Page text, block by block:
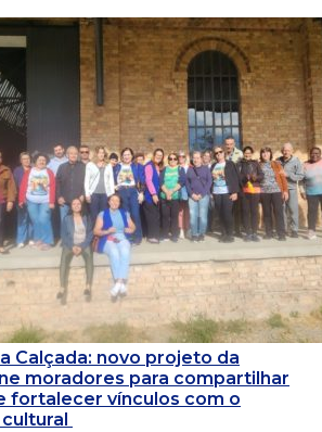
Calçada: novo projeto da
moradores para compartilhar
fortalecer vínculos com o